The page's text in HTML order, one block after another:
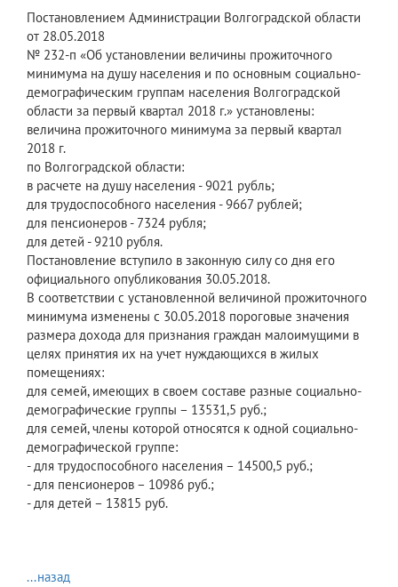
Постановлением Администрации Волгоградской области
от 28.05.2018
№ 232-п «Об установлении величины прожиточного
минимума на душу населения и по основным социально-
демографическим группам населения Волгоградской
области за первый квартал 2018 г.» установлены:
величина прожиточного минимума за первый квартал
2018 г.
по Волгоградской области:
в расчете на душу населения - 9021 рубль;
для трудоспособного населения - 9667 рублей;
для пенсионеров - 7324 рубля;
для детей - 9210 рубля.
Постановление вступило в законную силу со дня его
официального опубликования 30.05.2018.
В соответствии с установленной величиной прожиточного
минимума изменены с 30.05.2018 пороговые значения
размера дохода для признания граждан малоимущими в
целях принятия их на учет нуждающихся в жилых
помещениях:
для семей, имеющих в своем составе разные социально-
демографические группы – 13531,5 руб.;
для семей, члены которой относятся к одной социально-
демографической группе:
- для трудоспособного населения – 14500,5 руб.;
- для пенсионеров – 10986 руб.;
- для детей – 13815 руб.
...назад